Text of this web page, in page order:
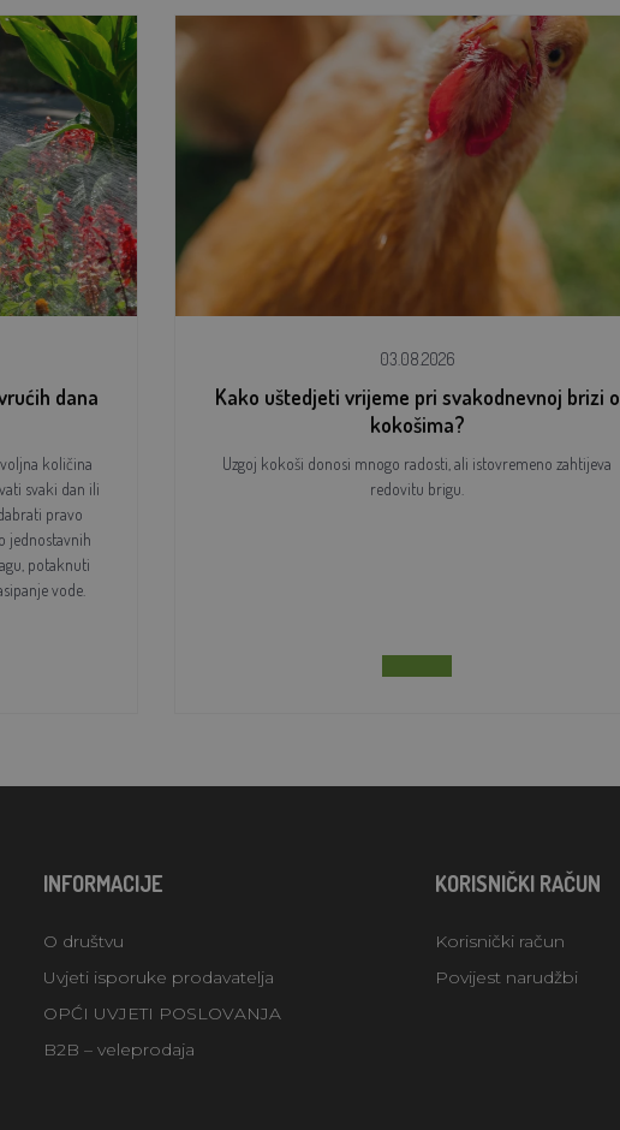
dana
količina
svaki dan ili
pravo
jednostavnih
potaknuti
vode.
03.08.2026
Kako uštedjeti vrijeme pri svakodnevnoj brizi o
kokošima?
Uzgoj kokoši donosi mnogo radosti, ali istovremeno zahtijeva
redovitu brigu.
INFORMACIJE
O društvu
Uvjeti isporuke prodavatelja
OPĆI UVJETI POSLOVANJA
B2B – veleprodaja
KORISNIČKI RAČUN
Korisnički račun
Povijest narudžbi